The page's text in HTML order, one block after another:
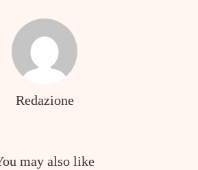
Redazione
may also like